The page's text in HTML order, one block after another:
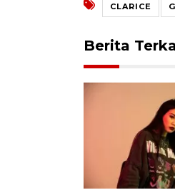
CLARICE
Berita